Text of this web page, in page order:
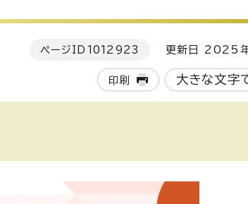
ページID 1012923 更新日 2025
印刷 大きな文字